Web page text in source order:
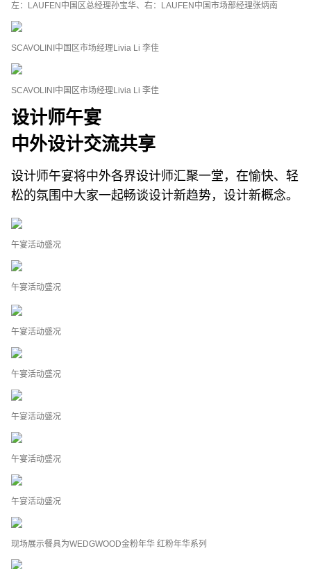
左：LAUFEN中国区总经理孙宝华、右：LAUFEN中国市场部经理张炳南
SCAVOLINI中国区市场经理Livia Li 李佳
SCAVOLINI中国区市场经理Livia Li 李佳
设计师午宴
中外设计交流共享
设计师午宴将中外各界设计师汇聚一堂，在愉快、轻
松的氛围中大家一起畅谈设计新趋势，设计新概念。
午宴活动盛况
午宴活动盛况
午宴活动盛况
午宴活动盛况
午宴活动盛况
午宴活动盛况
午宴活动盛况
现场展示餐具为WEDGWOOD金粉年华 红粉年华系列